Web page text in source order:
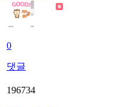
0
댓글
196734